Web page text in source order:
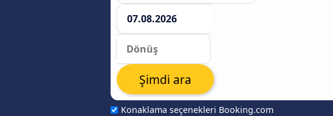
Konaklama seçenekleri Booking.com
Şimdi ara